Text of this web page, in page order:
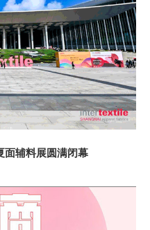
面辅料展圆满闭幕